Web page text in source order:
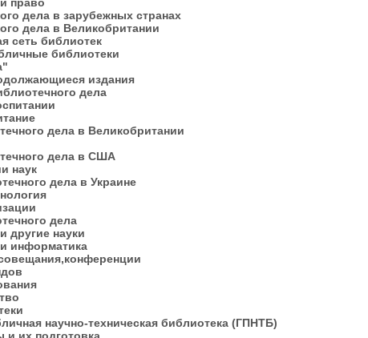
дела в зарубежных странах
дела в Великобритании
сеть библиотек
библиотеки
издания
дела
дела в Великобритании
дела в США
наук
дела в Украине
дела
другие науки
информатика
научно-техническая библиотека (ГПНТБ)